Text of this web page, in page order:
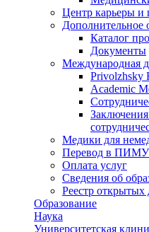
Центр карьеры и
Дополнительное
Каталог
Документы
Международная
Privolzhsky
Academic
Медики для
Перевод в ПИМУ
Оплата услуг
Сведения об
Реестр
Образование
Наука
Университетская